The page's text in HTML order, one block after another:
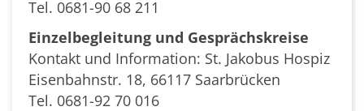
Tel. 0681-90 68 211
Einzelbegleitung und Gesprächskreise
Kontakt und Information: St. Jakobus Hospiz
Eisenbahnstr. 18, 66117 Saarbrücken
Tel. 0681-92 70 016